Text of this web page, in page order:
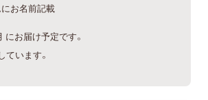
お名前記載
にお届け予定です。
ています。